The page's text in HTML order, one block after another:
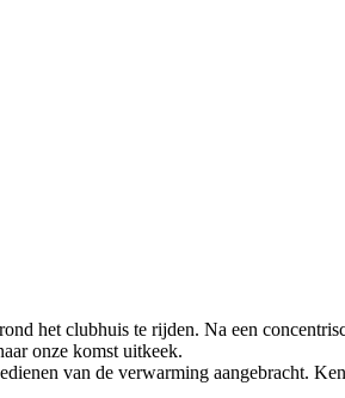
het clubhuis te rijden. Na een
onze komst uitkeek.
van de verwarming aangebracht.